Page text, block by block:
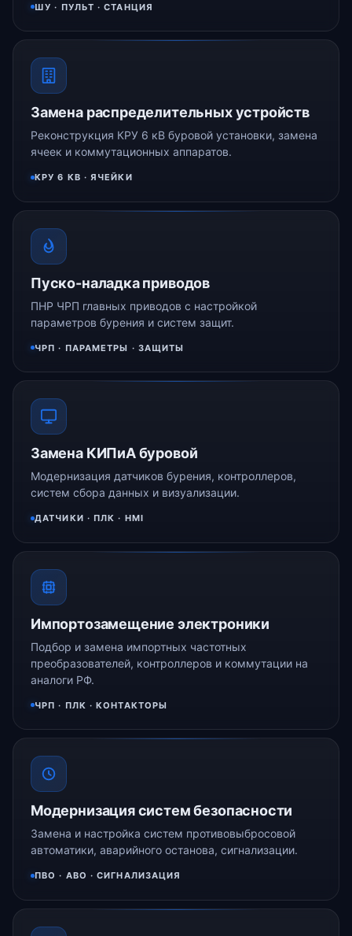
ШУ · ПУЛЬТ · СТАНЦИЯ
Замена распределительных устройств
Реконструкция КРУ 6 кВ буровой установки, замена
ячеек и коммутационных аппаратов.
КРУ 6 КВ · ЯЧЕЙКИ
Пуско-наладка приводов
ПНР ЧРП главных приводов с настройкой
параметров бурения и систем защит.
ЧРП · ПАРАМЕТРЫ · ЗАЩИТЫ
Замена КИПиА буровой
Модернизация датчиков бурения, контроллеров,
систем сбора данных и визуализации.
ДАТЧИКИ · ПЛК · HMI
Импортозамещение электроники
Подбор и замена импортных частотных
преобразователей, контроллеров и коммутации на
аналоги РФ.
ЧРП · ПЛК · КОНТАКТОРЫ
Модернизация систем безопасности
Замена и настройка систем противовыбросовой
автоматики, аварийного останова, сигнализации.
ПВО · АВО · СИГНАЛИЗАЦИЯ